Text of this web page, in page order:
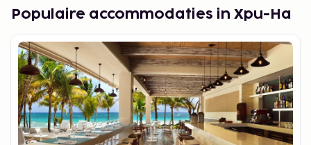
Populaire accommodaties in Xpu-Ha